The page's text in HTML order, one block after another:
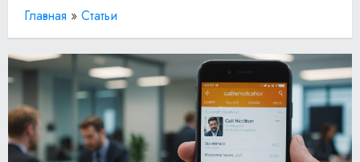
Главная » Статьи